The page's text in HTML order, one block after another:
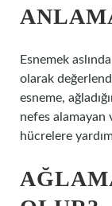
Esnemek
olarak
esneme,
nefes alamayan
hücrelere